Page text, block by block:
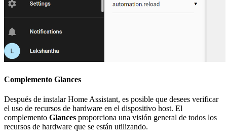
Complemento Glances
Después de instalar Home Assistant, es posible que desees verificar
el uso de recursos de hardware en el dispositivo host. El
complemento Glances proporciona una visión general de todos los
recursos de hardware que se están utilizando.